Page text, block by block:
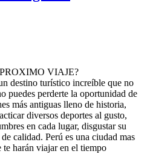
VIAJE?
destino turístico increíble que no
puedes perderte la oportunidad de
más antiguas lleno de historia,
diversos deportes al gusto,
en cada lugar, disgustar su
calidad. Perú es una ciudad mas
te harán viajar en el tiempo